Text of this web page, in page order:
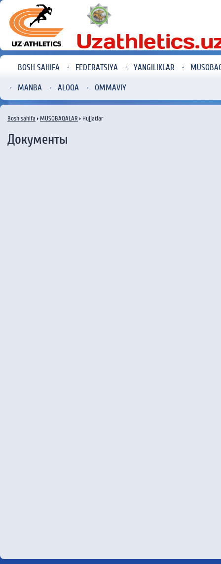
BOSH SAHIFA FEDERATSIYA YANGILIKLAR
MANBA ALOQA OMMAVIY
Bosh sahifa MUSOBAQALAR Hujjatlar
Документы